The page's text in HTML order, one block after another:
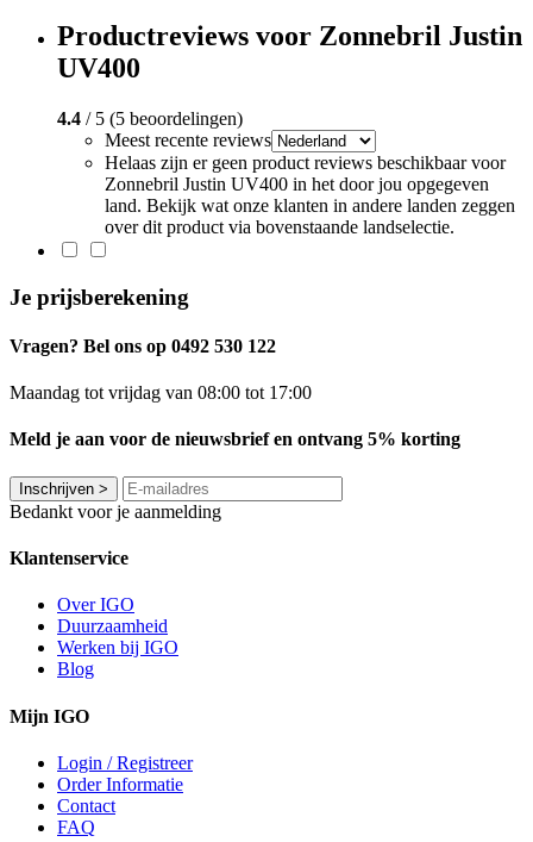
Productreviews voor Zonnebril Justin
UV400
4.4 / 5 (5 beoordelingen)
Meest recente reviews
Helaas zijn er geen product reviews beschikbaar voor
Zonnebril Justin UV400 in het door jou opgegeven
land. Bekijk wat onze klanten in andere landen zeggen
over dit product via bovenstaande landselectie.
Je prijsberekening
Vragen? Bel ons op 0492 530 122
Maandag tot vrijdag van 08:00 tot 17:00
Meld je aan voor de nieuwsbrief en ontvang 5% korting
Inschrijven >
Bedankt voor je aanmelding
Klantenservice
Over IGO
Duurzaamheid
Werken bij IGO
Blog
Mijn IGO
Login / Registreer
Order Informatie
Contact
FAQ